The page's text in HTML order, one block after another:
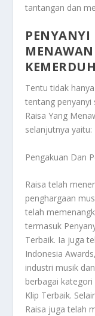
tantangan dan
PENYANYI
Tentu tidak
tentang penyanyi
Raisa Yang
selanjutnya yaitu:
Pengakuan Dan
Raisa telah
penghargaan
telah
termasuk
Terbaik. Ia juga
Indonesia
industri musik
berbagai
Klip Terbaik.
Raisa juga telah